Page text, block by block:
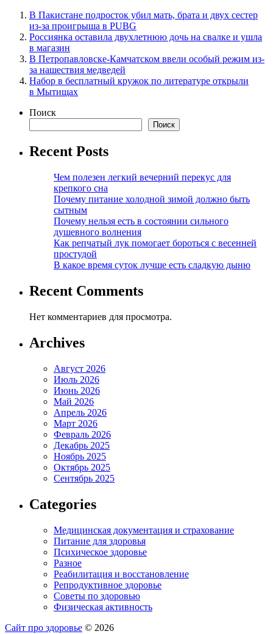
В Пакистане подросток убил мать, брата и двух сестер
из-за проигрыша в PUBG
Россиянка оставила двухлетнюю дочь на свалке и ушла
в магазин
В Петропавловске-Камчатском ввели особый режим из-
за нашествия медведей
Набор в бесплатный кружок по литературе открыли
в Мытищах
Поиск
Поиск
Recent Posts
Чем полезен легкий вечерний перекус для
крепкого сна
Почему питание холодной зимой должно быть
сытным
Почему нельзя есть в состоянии сильного
душевного волнения
Как репчатый лук помогает бороться с весенней
простудой
В какое время суток лучше есть сладкую дыню
Recent Comments
Нет комментариев для просмотра.
Archives
Август 2026
Июль 2026
Июнь 2026
Май 2026
Апрель 2026
Март 2026
Февраль 2026
Декабрь 2025
Ноябрь 2025
Октябрь 2025
Сентябрь 2025
Categories
Медицинская документация и страхование
Питание для здоровья
Психическое здоровье
Разное
Реабилитация и восстановление
Репродуктивное здоровье
Советы по здоровью
Физическая активность
Сайт про здоровье © 2026